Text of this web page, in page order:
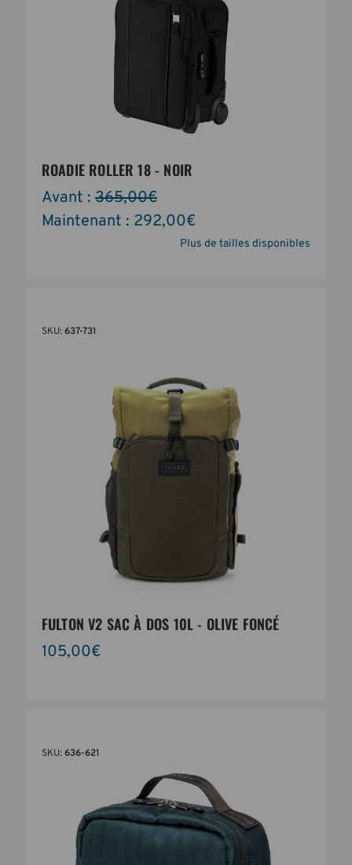
ROADIE ROLLER 18 - NOIR
Avant : 365,00€
Maintenant : 292,00€
Plus de tailles disponibles
SKU: 637-731
FULTON V2 SAC À DOS 10L - OLIVE FONCÉ
105,00€
SKU: 636-621